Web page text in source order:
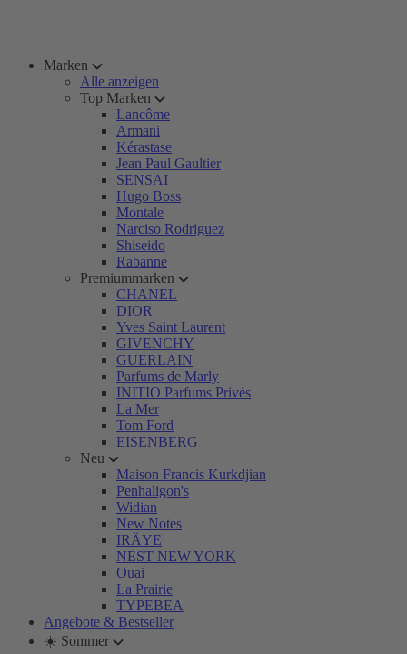
Marken
Alle anzeigen
Top Marken
Lancôme
Armani
Kérastase
Jean Paul Gaultier
SENSAI
Hugo Boss
Montale
Narciso Rodriguez
Shiseido
Rabanne
Premiummarken
CHANEL
DIOR
Yves Saint Laurent
GIVENCHY
GUERLAIN
Parfums de Marly
INITIO Parfums Privés
La Mer
Tom Ford
EISENBERG
Neu
Maison Francis Kurkdjian
Penhaligon's
Widian
New Notes
IRÄYE
NEST NEW YORK
Ouai
La Prairie
TYPEBEA
Angebote & Bestseller
☀️ Sommer